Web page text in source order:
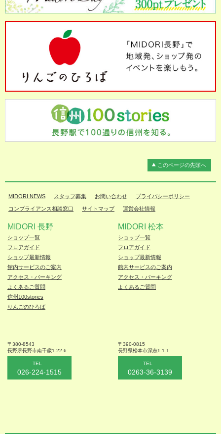
このページの先頭へ
MIDORI NEWS スタッフ募集 お問い合わせ プライバシーポリシー
コンプライアンス相談窓口 サイトマップ 運営会社情報
MIDORI 長野
ショップ一覧
フロアガイド
ショップ最新情報
館内サービスのご案内
アクセス・パーキング
よくあるご質問
信州100stories
りんごのひろば
〒380-8543
長野県長野市南千歳1-22-6
TEL
026-224-1515
MIDORI 松本
ショップ一覧
フロアガイド
ショップ最新情報
館内サービスのご案内
アクセス・パーキング
よくあるご質問
〒390-0815
長野県松本市深志1-1-1
TEL
0263-36-3139